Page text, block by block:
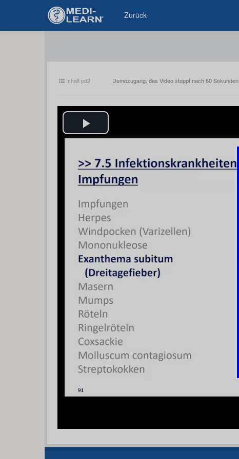
Zurück
Inhalt pd2 Demozugang, das Video stoppt nach 60 Sekunden
Play
Video